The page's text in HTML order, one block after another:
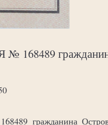
№ 168489
гражданина